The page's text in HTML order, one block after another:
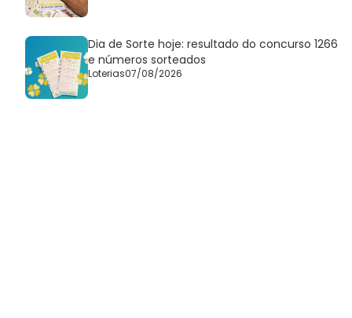
Dia de Sorte hoje: resultado do concurso 1266
e números sorteados
Loterias07/08/2026